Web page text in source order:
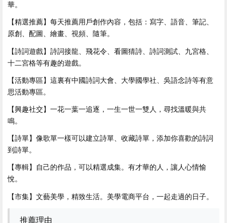
華。
【精選推薦】每天推薦用戶創作內容，包括：寫字、語音、筆記、
原創、配圖、繪畫、視頻、隨筆。
【詩詞遊戲】詩詞接龍、飛花令、看圖猜詩、詩詞測試、九宮格、
十二宮格等有趣的遊戲。
【活動專區】這裏有中國詩詞大會、大學國學社、吳語念詩等有意
思活動專區。
【興趣社交】一花一葉一追逐，一生一世一雙人，尋找溫暖與共
鳴。
【詩單】像歌單一樣可以建立詩單、收藏詩單，添加你喜歡的詩詞
到詩單。
【專輯】自己的作品，可以精選成集。有才華的人，讓人心情愉
悅。
【市集】文藝美學，精致生活。美學電商平台，一起走過的日子。
推薦理由